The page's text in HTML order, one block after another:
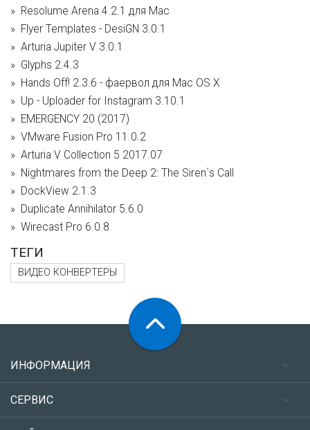
Resolume Arena 4.2.1 для Mac
Flyer Templates - DesiGN 3.0.1
Arturia Jupiter V 3.0.1
Glyphs 2.4.3
Hands Off! 2.3.6 - фаервол для Mac OS X
Up - Uploader for Instagram 3.10.1
EMERGENCY 20 (2017)
VMware Fusion Pro 11.0.2
Arturia V Collection 5 2017.07
Nightmares from the Deep 2: The Siren`s Call
DockView 2.1.3
Duplicate Annihilator 5.6.0
Wirecast Pro 6.0.8
ТЕГИ
ВИДЕО КОНВЕРТЕРЫ
ИНФОРМАЦИЯ
СЕРВИС